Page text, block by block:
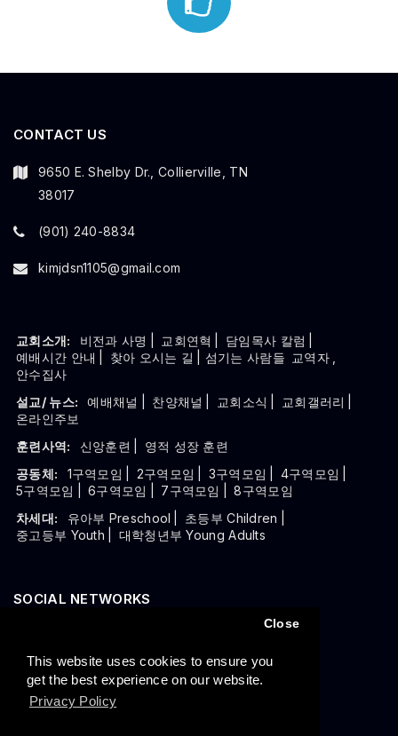
This website uses cookies to ensure you
get the best experience on our website.
Privacy Policy
Close
CONTACT US
9650 E. Shelby Dr., Collierville, TN
38017
(901) 240-8834
kimjdsn1105@gmail.com
교회소개: 비전과 사명 교회연혁 담임목사 칼럼
예배시간 안내
찾아 오시는 길 | 섬기는 사람들 교역자
안수집사
설교/ 뉴스:
예배채널 찬양채널 교회소식 교회갤러리
온라인주보
훈련사역:
신앙훈련
영적 성장 훈련
공동체:
1구역모임 2구역모임 3구역모임 4구역모임
5구역모임
6구역모임 7구역모임
8구역모임
차세대:
유아부 Preschool 초등부 Children
중고등부 Youth
대학청년부 Young Adults
SOCIAL NETWORKS